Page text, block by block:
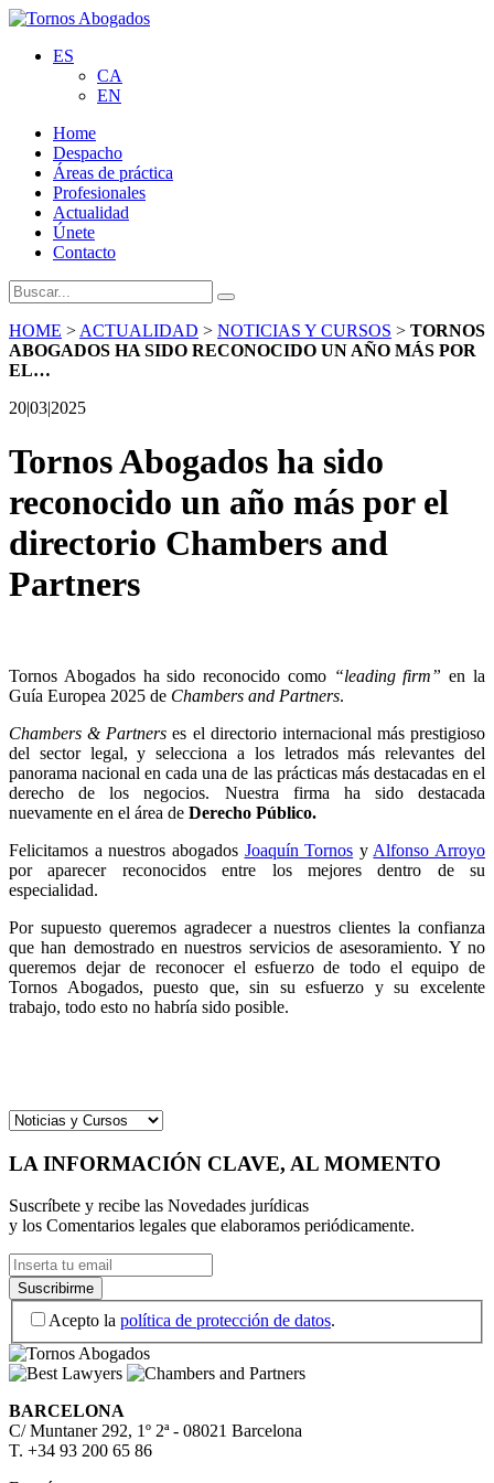
ES
CA
EN
Home
Despacho
Áreas de práctica
Profesionales
Actualidad
Únete
Contacto
HOME > ACTUALIDAD > NOTICIAS Y CURSOS > TORNOS
ABOGADOS HA SIDO RECONOCIDO UN AÑO MÁS POR
EL…
20|03|2025
Tornos Abogados ha sido
reconocido un año más por el
directorio Chambers and
Partners
Tornos Abogados ha sido reconocido como “leading firm” en la
Guía Europea 2025 de Chambers and Partners.
Chambers & Partners es el directorio internacional más prestigioso
del sector legal, y selecciona a los letrados más relevantes del
panorama nacional en cada una de las prácticas más destacadas en el
derecho de los negocios. Nuestra firma ha sido destacada
nuevamente en el área de Derecho Público.
Felicitamos a nuestros abogados Joaquín Tornos y Alfonso Arroyo
por aparecer reconocidos entre los mejores dentro de su
especialidad.
Por supuesto queremos agradecer a nuestros clientes la confianza
que han demostrado en nuestros servicios de asesoramiento. Y no
queremos dejar de reconocer el esfuerzo de todo el equipo de
Tornos Abogados, puesto que, sin su esfuerzo y su excelente
trabajo, todo esto no habría sido posible.
LA INFORMACIÓN CLAVE, AL MOMENTO
Suscríbete y recibe las Novedades jurídicas
y los Comentarios legales que elaboramos periódicamente.
Acepto la política de protección de datos.
BARCELONA
C/ Muntaner 292, 1º 2ª - 08021 Barcelona
T. +34 93 200 65 86